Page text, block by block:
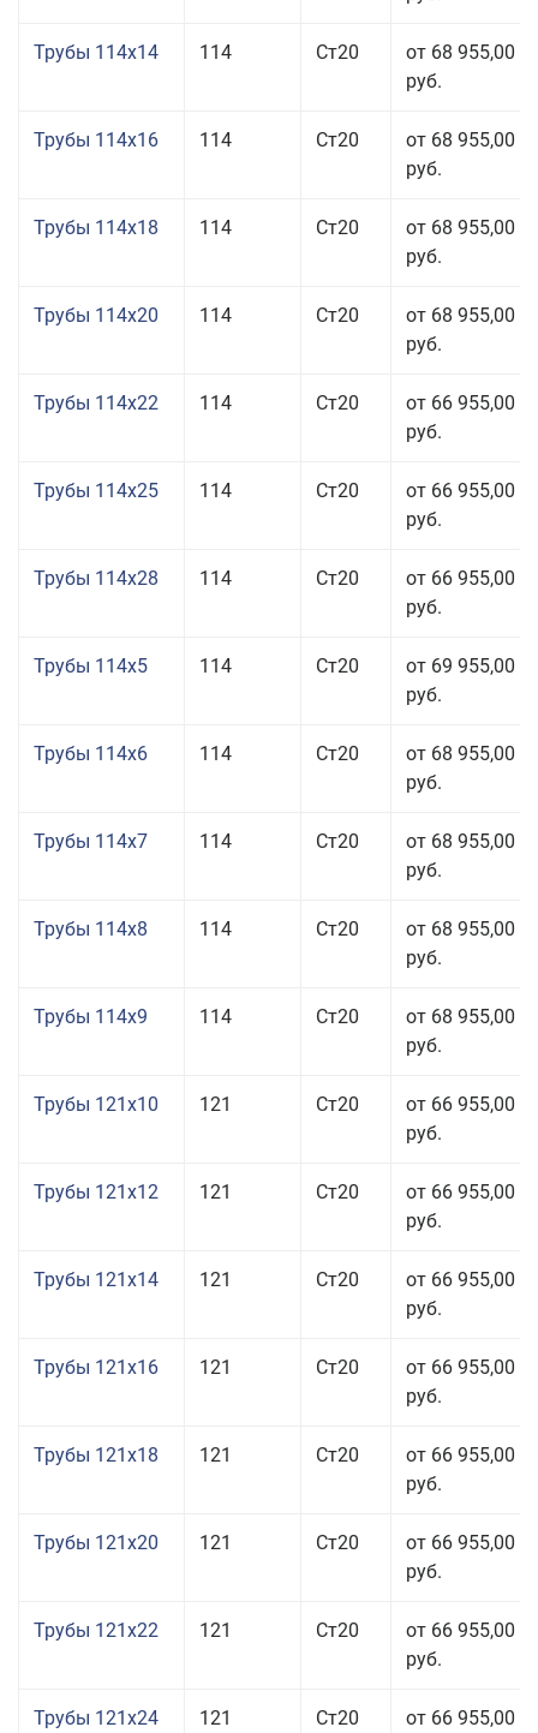
Трубы 114x14 114 Ст20
от 68 955,00
руб.
Трубы 114x16 114 Ст20
от 68 955,00
руб.
Трубы 114x18 114 Ст20
от 68 955,00
руб.
Трубы 114x20 114 Ст20
от 68 955,00
руб.
Трубы 114x22 114 Ст20
от 66 955,00
руб.
Трубы 114x25 114 Ст20
от 66 955,00
руб.
Трубы 114x28 114 Ст20
от 66 955,00
руб.
Трубы 114x5 114 Ст20
от 69 955,00
руб.
Трубы 114x6 114 Ст20
от 68 955,00
руб.
Трубы 114x7 114 Ст20
от 68 955,00
руб.
Трубы 114x8 114 Ст20
от 68 955,00
руб.
Трубы 114x9 114 Ст20
от 68 955,00
руб.
Трубы 121x10 121 Ст20
от 66 955,00
руб.
Трубы 121x12 121 Ст20
от 66 955,00
руб.
Трубы 121x14 121 Ст20
от 66 955,00
руб.
Трубы 121x16 121 Ст20
от 66 955,00
руб.
Трубы 121x18 121 Ст20
от 66 955,00
руб.
Трубы 121x20 121 Ст20
от 66 955,00
руб.
Трубы 121x22 121 Ст20
от 66 955,00
руб.
Трубы 121x24 121 Ст20 от 66 955,00